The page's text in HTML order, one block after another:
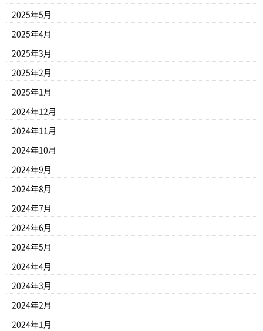
2025年5月
2025年4月
2025年3月
2025年2月
2025年1月
2024年12月
2024年11月
2024年10月
2024年9月
2024年8月
2024年7月
2024年6月
2024年5月
2024年4月
2024年3月
2024年2月
2024年1月